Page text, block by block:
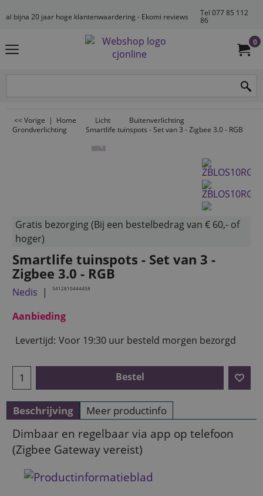
al bijna 20 jaar hoge klantenwaardering - Ekomi reviews
Tel 077 85 112
86
0
<< Vorige | Home Licht
Buitenverlichting
Grondverlichting
Smartlife tuinspots - Set van 3 - Zigbee 3.0 - RGB
Gratis bezorging (Bij een bestelbedrag van € 60,- of
hoger)
Smartlife tuinspots - Set van 3 -
Zigbee 3.0 - RGB
Nedis 5412810444458
Aanbieding
Levertijd: Voor 19:30 uur besteld morgen bezorgd
Bestel
Beschrijving Meer productinfo
Dimbaar en regelbaar via app op telefoon
(Zigbee Gateway vereist)